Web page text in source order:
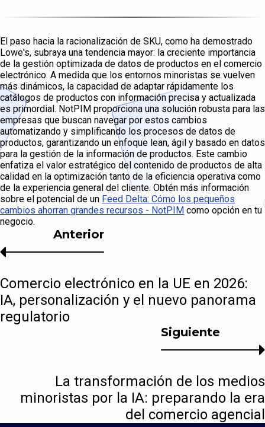
El paso hacia la racionalización de SKU, como ha demostrado
Lowe's, subraya una tendencia mayor: la creciente importancia
de la gestión optimizada de datos de productos en el comercio
electrónico. A medida que los entornos minoristas se vuelven
más dinámicos, la capacidad de adaptar rápidamente los
catálogos de productos con información precisa y actualizada
es primordial. NotPIM proporciona una solución robusta para las
empresas que buscan navegar por estos cambios
automatizando y simplificando los procesos de datos de
productos, garantizando un enfoque lean, ágil y basado en datos
para la gestión de la información de productos. Este cambio
enfatiza el valor estratégico del contenido de productos de alta
calidad en la optimización tanto de la eficiencia operativa como
de la experiencia general del cliente. Obtén más información
sobre el potencial de un Feed Delta: Cómo los pequeños
cambios ahorran grandes recursos - NotPIM como opción en tu
negocio.
Siguiente
La transformación de los medios
minoristas por la IA: preparando la era
del comercio agencial
Anterior
Comercio electrónico en la UE en 2026:
IA, personalización y el nuevo panorama
regulatorio